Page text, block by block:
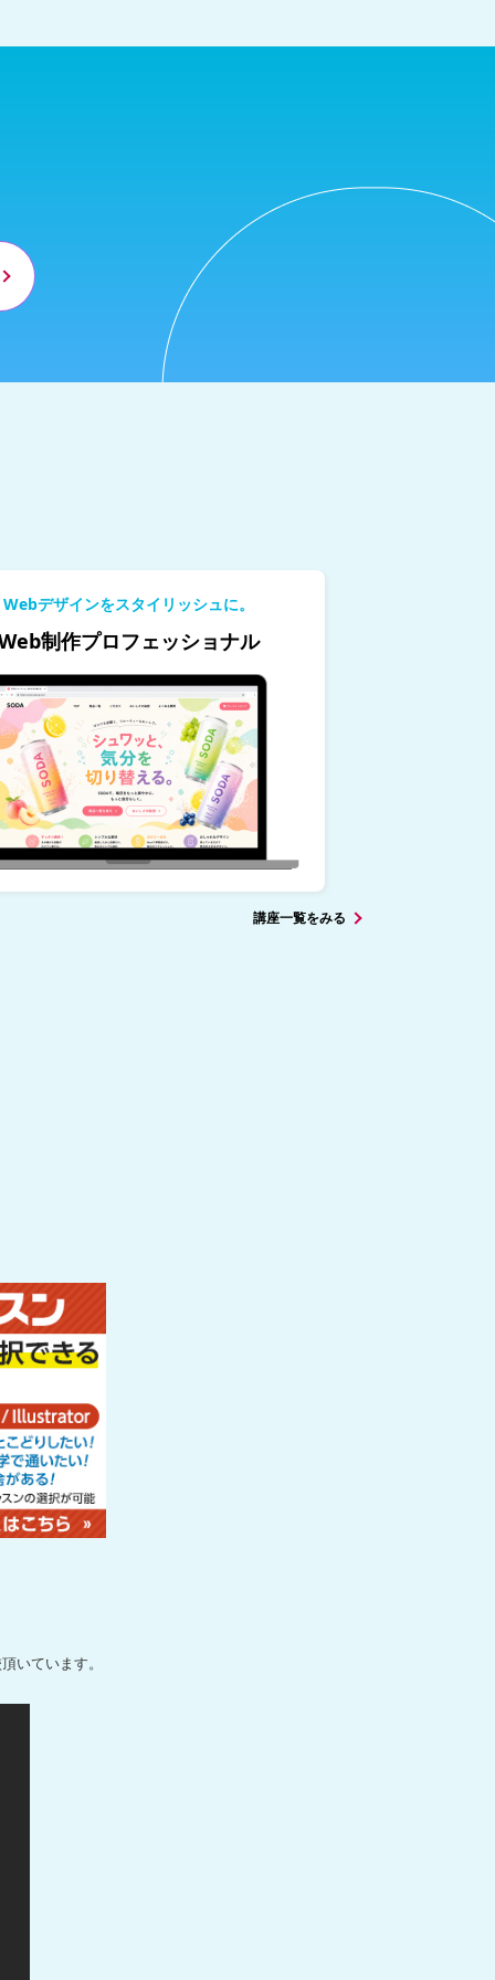
Webデザインをスタイリッシュに。
制作プロフェッショナル
講座一覧をみる
いています。